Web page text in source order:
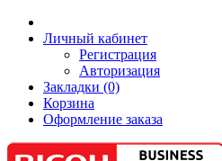
Личный кабинет
Регистрация
Авторизация
Закладки (0)
Корзина
Оформление заказа